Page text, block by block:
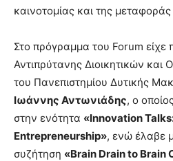
καινοτομίας και της
Στο πρόγραμμα του Forum είχε
Αντιπρύτανης Διοικητικών
του Πανεπιστημίου Δυτικής
Ιωάννης Αντωνιάδης, ο
στην ενότητα «Innovation
Entrepreneurship», ενώ έλαβε
συζήτηση «Brain Drain to Brain